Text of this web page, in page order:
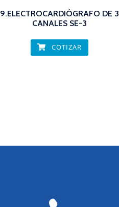
9.ELECTROCARDIÓGRAFO DE 3
CANALES SE-3
COTIZAR